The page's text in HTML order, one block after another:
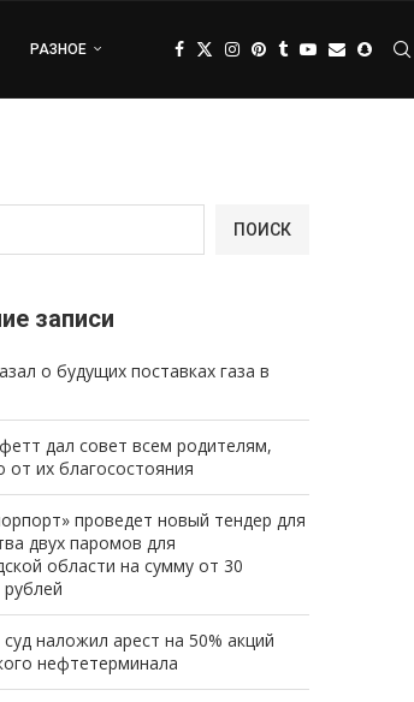
РАЗНОЕ
ПОИСК
записи
о будущих поставках газа в
дал совет всем родителям,
от их благосостояния
проведет новый тендер для
двух паромов для
области на сумму от 30
наложил арест на 50% акций
нефтетерминала